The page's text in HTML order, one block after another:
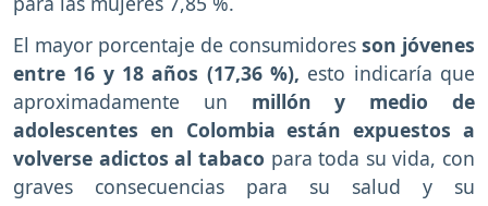
El mayor porcentaje de consumidores son jóvenes
entre 16 y 18 años (17,36 %), esto indicaría que
aproximadamente un millón y medio de
adolescentes en Colombia están expuestos a
volverse adictos al tabaco para toda su vida, con
graves consecuencias para su salud y su